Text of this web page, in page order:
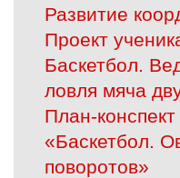
Развитие
Проект
Баскетбол.
ловля мяча
План-
«Баскетбол.
поворотов»